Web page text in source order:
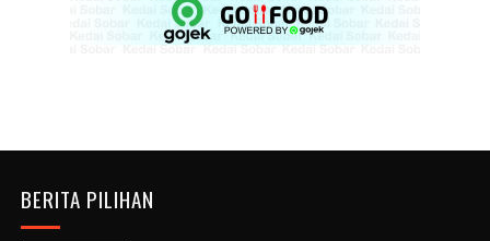
BERITA PILIHAN